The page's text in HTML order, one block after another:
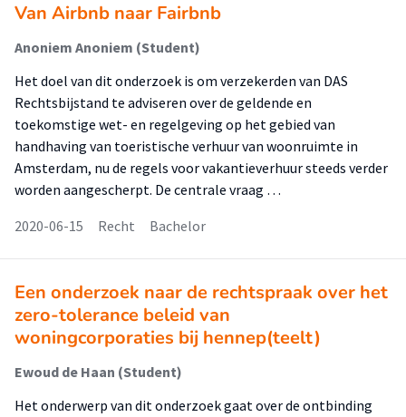
Van Airbnb naar Fairbnb
Anoniem Anoniem (Student)
Het doel van dit onderzoek is om verzekerden van DAS
Rechtsbijstand te adviseren over de geldende en
toekomstige wet- en regelgeving op het gebied van
handhaving van toeristische verhuur van woonruimte in
Amsterdam, nu de regels voor vakantieverhuur steeds verder
worden aangescherpt. De centrale vraag …
2020-06-15
Recht Bachelor
Een onderzoek naar de rechtspraak over het
zero-tolerance beleid van
woningcorporaties bij hennep(teelt)
Ewoud de Haan (Student)
Het onderwerp van dit onderzoek gaat over de ontbinding